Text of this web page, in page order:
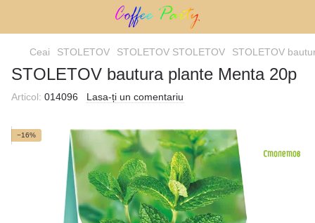
Ceai STOLETOV STOLETOV STOLETOV STOLETOV
STOLETOV bautura plante Menta 20p
Articol: 014096 Lasa-ți un comentariu
−16%